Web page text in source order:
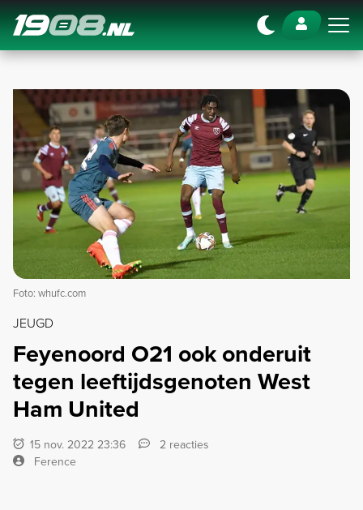
Navigation
Foto: whufc.com
JEUGD
Feyenoord O21 ook onderuit
tegen leeftijdsgenoten West
Ham United
15 nov. 2022 23:36
2 reacties
Ference